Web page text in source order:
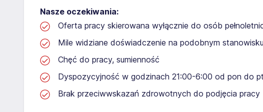
Nasze oczekiwania:
Oferta pracy skierowana wyłącznie do osób
Mile widziane doświadczenie na podobnym stanowisku
Chęć do pracy, sumienność
Dyspozycyjność w godzinach 21:00-6:00 od pon do pt
Brak przeciwwskazań zdrowotnych do podjęcia pracy